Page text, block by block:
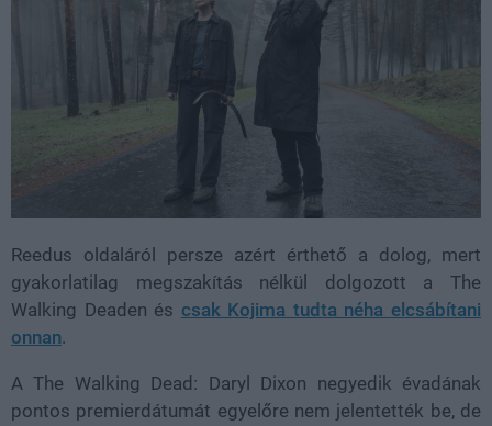
Reedus oldaláról persze azért érthető a dolog, mert
gyakorlatilag megszakítás nélkül dolgozott a The
Walking Deaden és csak Kojima tudta néha elcsábítani
onnan.
A The Walking Dead: Daryl Dixon negyedik évadának
pontos premierdátumát egyelőre nem jelentették be, de